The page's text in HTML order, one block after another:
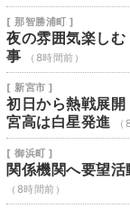
[ 那智勝浦町 ]
夜の雰囲気楽し
事
（8時間前）
[ 新宮市 ]
初日から熱戦展
宮高は白星発進
[ 御浜町 ]
関係機関へ要望
（8時間前）